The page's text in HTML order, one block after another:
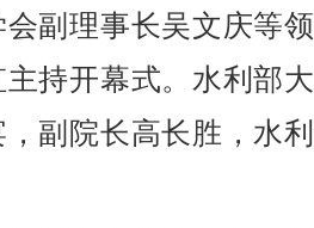
副理事长吴文庆等
持开幕式。水利部
副院长高长胜，水